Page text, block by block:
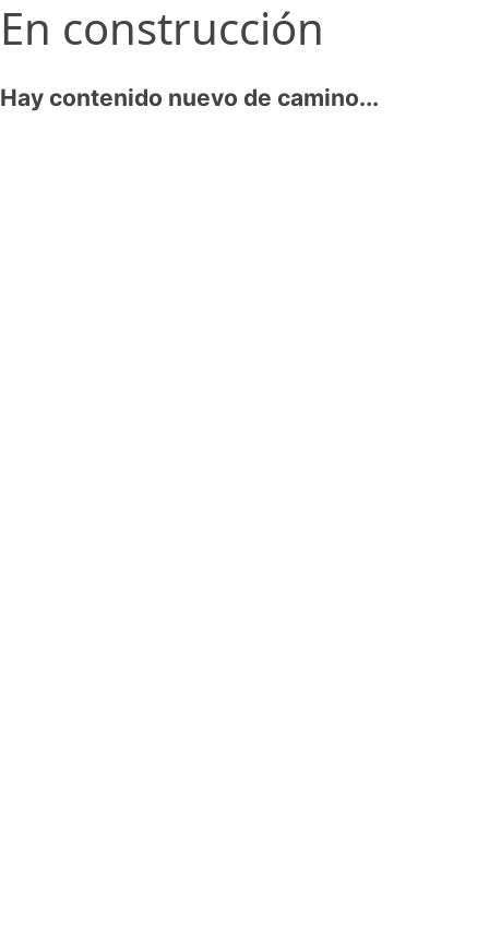
En construcción
Hay contenido nuevo de camino...